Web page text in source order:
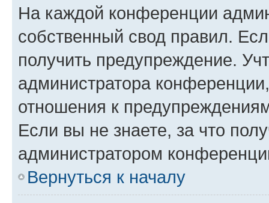
На каждой конференции
собственный свод правил.
получить предупреждение.
администратора
отношения к
Если вы не знаете, за что
администратором
Вернуться к началу